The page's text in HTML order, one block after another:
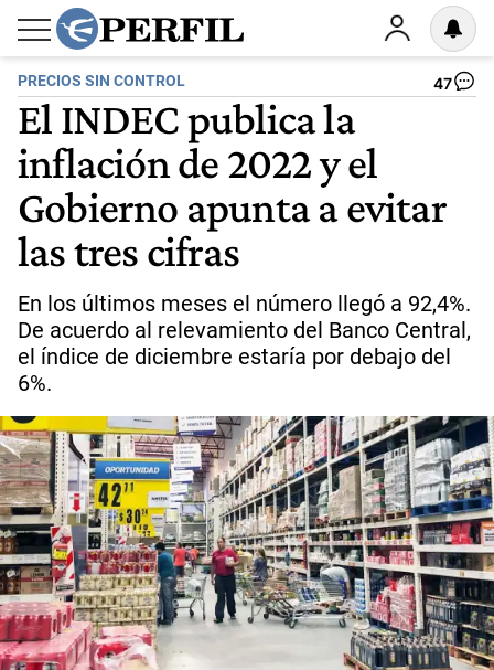
PRECIOS SIN CONTROL 47
El INDEC publica la
inflación de 2022 y el
Gobierno apunta a evitar
las tres cifras
En los últimos meses el número llegó a 92,4%.
De acuerdo al relevamiento del Banco Central,
el índice de diciembre estaría por debajo del
6%.